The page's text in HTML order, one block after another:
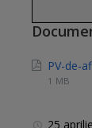
PV-de-
1 MB
25